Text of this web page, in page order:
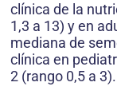
clínica de la
1,3 a 13) y en
mediana de
clínica en
2 (rango 0,5 a 3).